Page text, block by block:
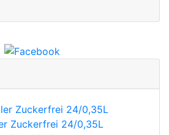
Zuckerfrei 24/0,35L